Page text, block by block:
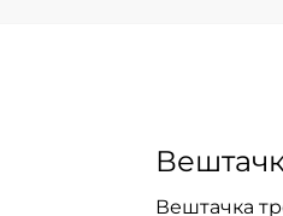
Вештачка